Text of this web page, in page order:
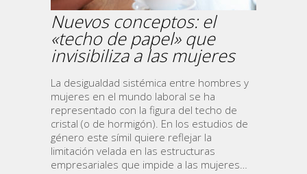
Nuevos conceptos: el
«techo de papel» que
invisibiliza a las mujeres
La desigualdad sistémica entre hombres y
mujeres en el mundo laboral se ha
representado con la figura del techo de
cristal (o de hormigón). En los estudios de
género este símil quiere reflejar la
limitación velada en las estructuras
empresariales que impide a las mujeres…